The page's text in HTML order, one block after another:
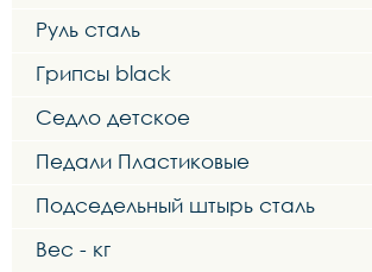
Руль сталь
Грипсы black
Седло детское
Педали Пластиковые
Подседельный штырь сталь
Вес - кг